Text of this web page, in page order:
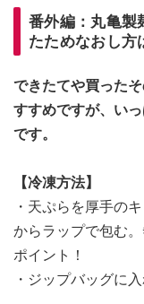
番外編：丸亀製
たためなおし方
できたてや買った
すすめですが、い
です。
【冷凍方法】
・天ぷらを厚手の
からラップで包む
ポイント！
・ジップバッグに